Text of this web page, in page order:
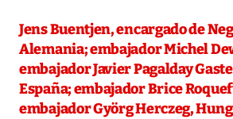
Jens Buentjen, encargado de
Alemania; embajador Michel
embajador Javier Pagalday
España; embajador Brice
embajador Györg Herczeg,